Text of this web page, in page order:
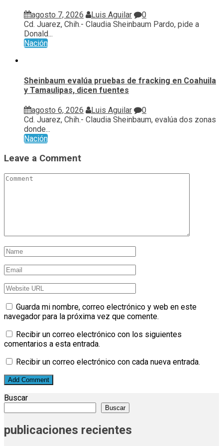
agosto 7, 2026 Luis Aguilar
0
Cd. Juarez, Chih.- Claudia Sheinbaum Pardo, pide a
Donald...
Nación
Sheinbaum evalúa pruebas de fracking en Coahuila
y Tamaulipas, dicen fuentes
agosto 6, 2026 Luis Aguilar
0
Cd. Juarez, Chih.- Claudia Sheinbaum, evalúa ⁠dos zonas
donde...
Nación
Leave a Comment
Guarda mi nombre, correo electrónico y web en este
navegador para la próxima vez que comente.
Recibir un correo electrónico con los siguientes
comentarios a esta entrada.
Recibir un correo electrónico con cada nueva entrada.
Buscar
Buscar
publicaciones recientes